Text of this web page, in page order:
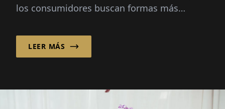
los consumidores buscan formas más
LEER MÁS